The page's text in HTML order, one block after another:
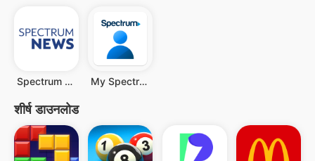
Spectrum News: Local Stories My Spectrum
शीर्ष डाउनलोड